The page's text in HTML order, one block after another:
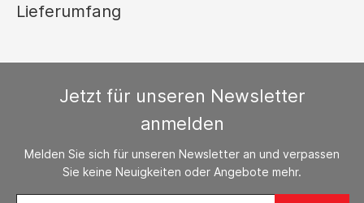
Lieferumfang
Jetzt für unseren Newsletter
anmelden
Melden Sie sich für unseren Newsletter an und verpassen
Sie keine Neuigkeiten oder Angebote mehr.